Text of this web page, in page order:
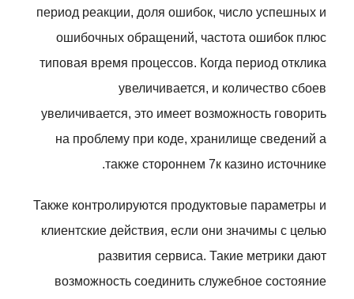
период реакции, доля ошибок, число успешных и
ошибочных обращений, частота ошибок плюс
типовая время процессов. Когда период отклика
увеличивается, и количество сбоев
увеличивается, это имеет возможность говорить
на проблему при коде, хранилище сведений а
также стороннем 7к казино источнике.
Также контролируются продуктовые параметры и
клиентские действия, если они значимы с целью
развития сервиса. Такие метрики дают
возможность соединить служебное состояние